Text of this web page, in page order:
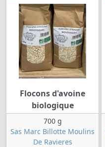
Flocons d'avoine
biologique
700 g
Sas Marc Billotte Moulins
De Ravieres